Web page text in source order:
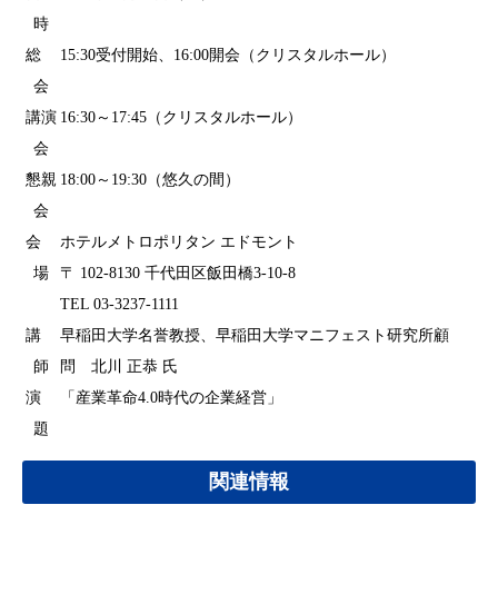
時
総
会
15:30受付開始、16:00開会（クリスタルホール）
講演
会
16:30～17:45（クリスタルホール）
懇親
会
18:00～19:30（悠久の間）
会
場
ホテルメトロポリタン エドモント
〒 102-8130 千代田区飯田橋3-10-8
TEL 03-3237-1111
講
師
早稲田大学名誉教授、早稲田大学マニフェスト研究所顧
問 北川 正恭 氏
演
題
「産業革命4.0時代の企業経営」
関連情報